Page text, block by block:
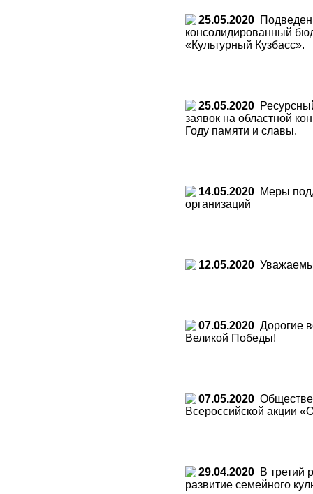
25.05.2020
консолидированный
«Культурный Кузбасс».
25.05.2020
заявок на областной
Году памяти и славы.
14.05.2020 Меры
организаций
12.05.2020
07.05.2020 Дорогие
Великой Победы!
07.05.2020
Всероссийской акции
29.04.2020 В третий
развитие семейного